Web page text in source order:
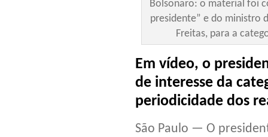
Bolsonaro: o material foi
presidente” e do ministro
Freitas, para a
Em vídeo, o
de interesse da
periodicidade dos
São Paulo — O